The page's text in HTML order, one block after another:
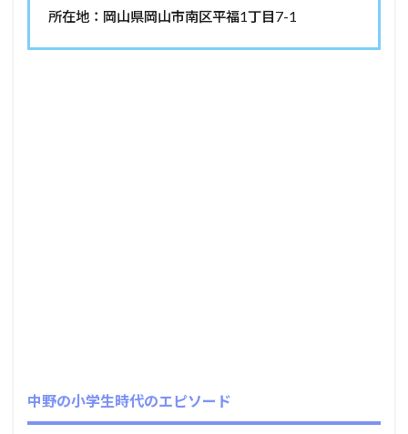
所在地：岡山県岡山市南区平福1丁目7-1
中野の小学生時代のエピソード